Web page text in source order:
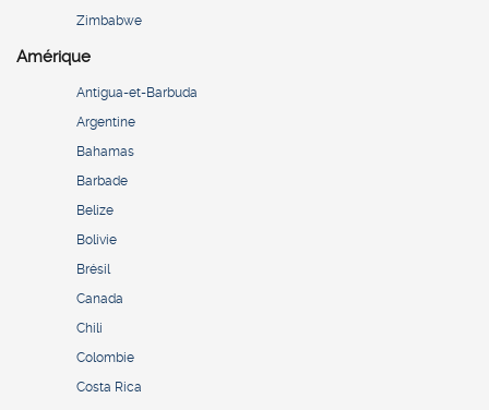
Zimbabwe
Amérique
Antigua-et-Barbuda
Argentine
Bahamas
Barbade
Belize
Bolivie
Brésil
Canada
Chili
Colombie
Costa Rica